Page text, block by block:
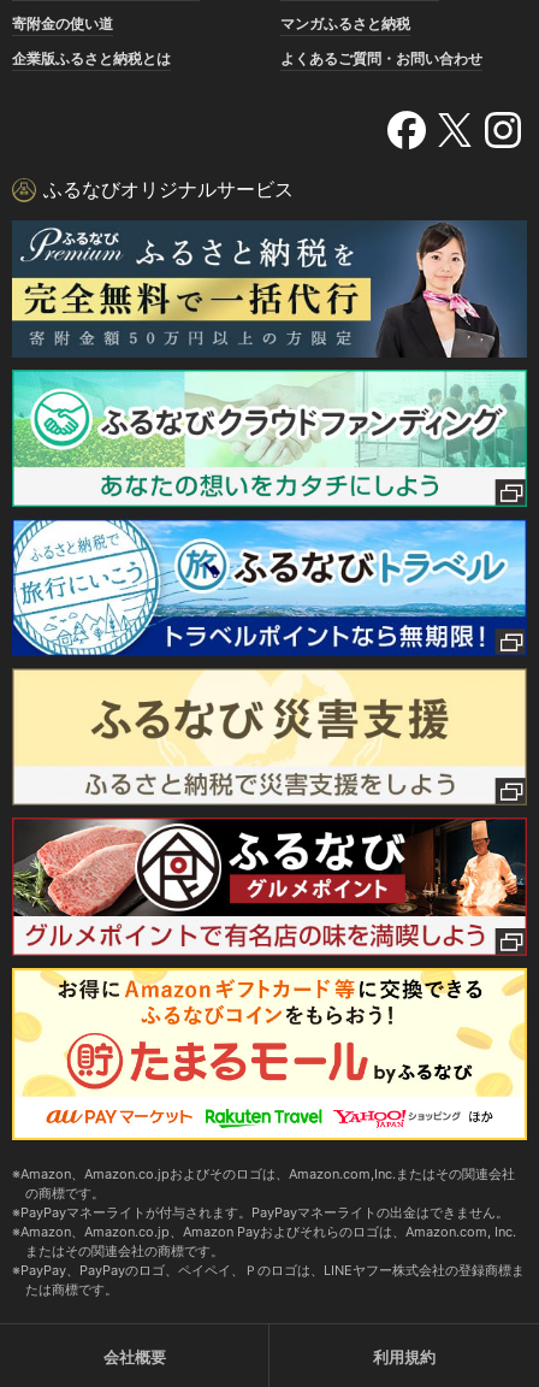
寄附金の使い道
マンガふるさと納税
企業版ふるさと納税とは
よくあるご質問・お問い合わせ
ふるなびオリジナルサービス
Amazon、Amazon.co.jpおよびそのロゴは、Amazon.com,Inc.またはその関連会社
の商標です。
PayPayマネーライトが付与されます。PayPayマネーライトの出金はできません。
Amazon、Amazon.co.jp、Amazon Payおよびそれらのロゴは、Amazon.com, Inc.
またはその関連会社の商標です。
PayPay、PayPayのロゴ、ペイペイ、Ｐのロゴは、LINEヤフー株式会社の登録商標ま
たは商標です。
会社概要 利用規約